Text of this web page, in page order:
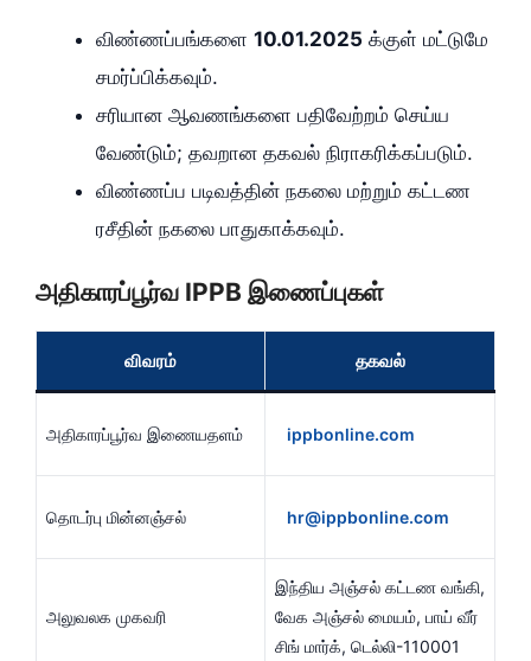
விண்ணப்பங்களை 10.01.2025 க்குள் மட்டுமே
சமர்ப்பிக்கவும்.
சரியான ஆவணங்களை பதிவேற்றம் செய்ய
வேண்டும்; தவறான தகவல் நிராகரிக்கப்படும்.
விண்ணப்ப படிவத்தின் நகலை மற்றும் கட்டண
ரசீதின் நகலை பாதுகாக்கவும்.
அதிகாரப்பூர்வ IPPB இணைப்புகள்
விவரம் தகவல்
அதிகாரப்பூர்வ இணையதளம் ippbonline.com
தொடர்பு மின்னஞ்சல் hr@ippbonline.com
அலுவலக முகவரி
இந்திய அஞ்சல் கட்டண வங்கி,
வேக அஞ்சல் மையம், பாய் வீர்
சிங் மார்க், டெல்லி-110001